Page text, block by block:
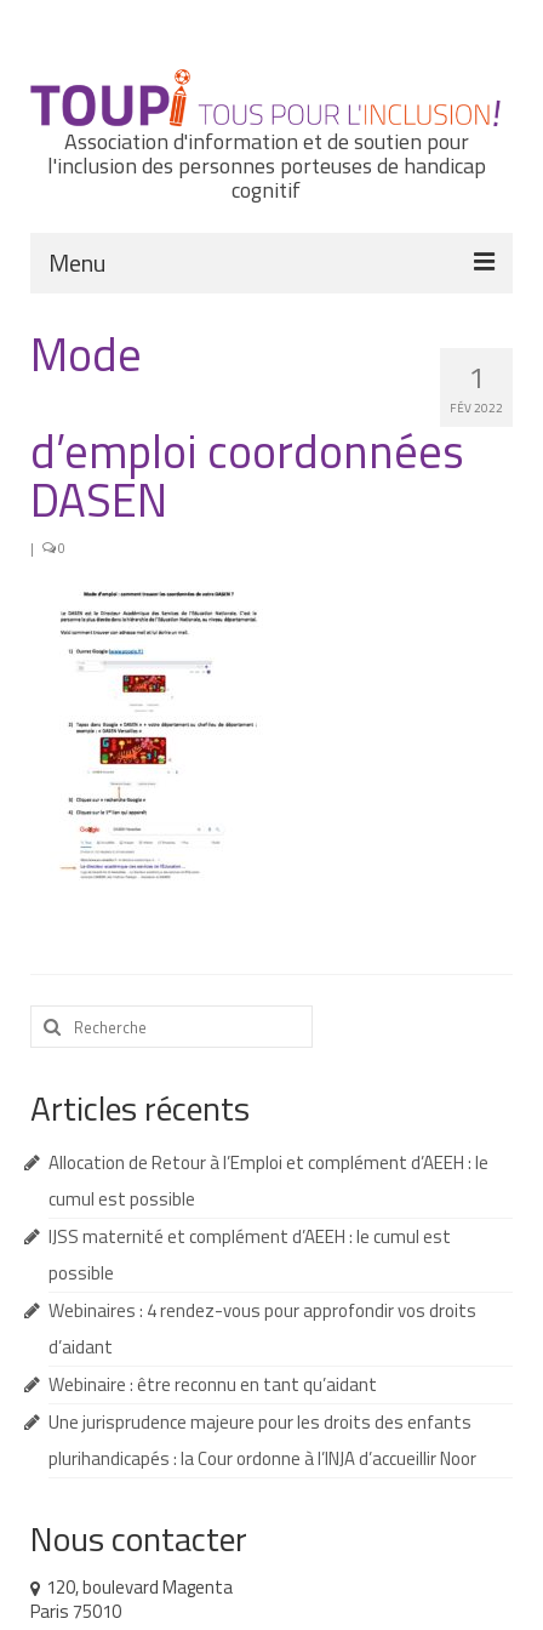
Association d'information et de soutien pour
l'inclusion des personnes porteuses de handicap
cognitif
Menu
Actualités
Nous connaître
Notre histoire
Nos missions et nos valeurs
Nos partenaires
Nos livres
Nos livres adaptés
Soins bucco-dentaires
Les troubles sensoriels
Aide aux démarches
Demande d’allocations
Demande d’orientation
Demande d’AVS
Autres aides financières
Aides destinées aux fonctionnaires
Aides pour les salariés du privé
Aide exceptionnelle sécurité sociale
Aide aux démarches relatives à la
Education nationale : ASH
Scolarisation : conseils pour obtenir une
décision favorable
1
FÉV 2022
Mode
d’emploi coordonnées
DASEN
| 0
Rechercher
:
Articles récents
Allocation de Retour à l’Emploi et complément d’AEEH : le
cumul est possible
IJSS maternité et complément d’AEEH : le cumul est
possible
Webinaires : 4 rendez-vous pour approfondir vos droits
d’aidant
Webinaire : être reconnu en tant qu’aidant
Une jurisprudence majeure pour les droits des enfants
plurihandicapés : la Cour ordonne à l’INJA d’accueillir Noor
Nous contacter
120, boulevard Magenta
Paris 75010